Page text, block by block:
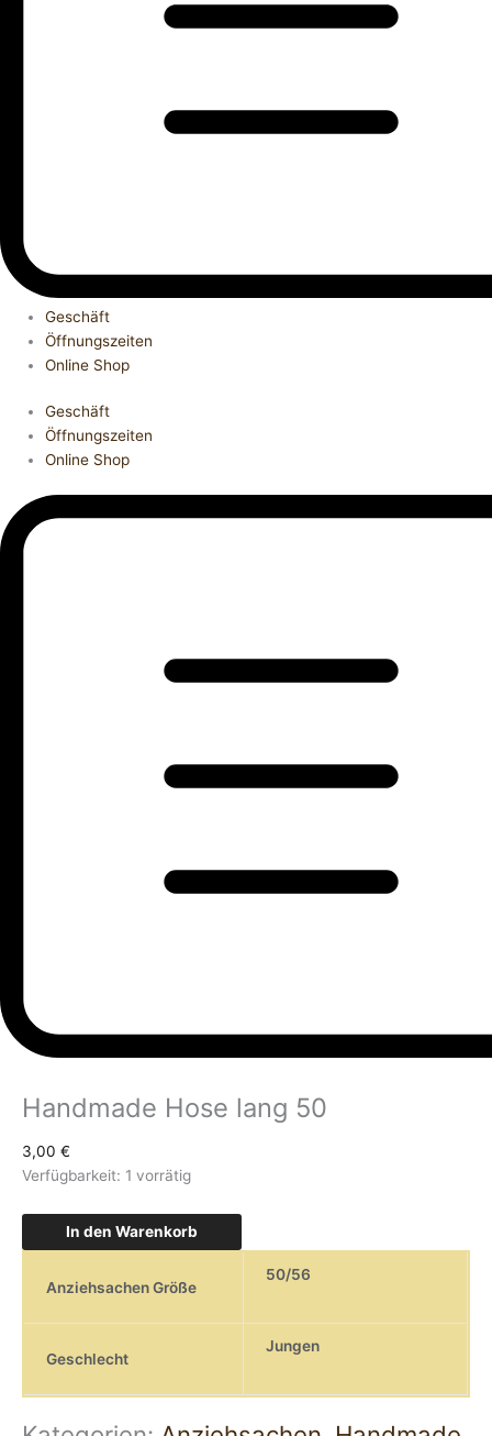
Geschäft
Öffnungszeiten
Online Shop
Geschäft
Öffnungszeiten
Online Shop
Handmade Hose lang 50
3,00 €
Verfügbarkeit: 1 vorrätig
In den Warenkorb
Anziehsachen Größe
50/56
Geschlecht
Jungen